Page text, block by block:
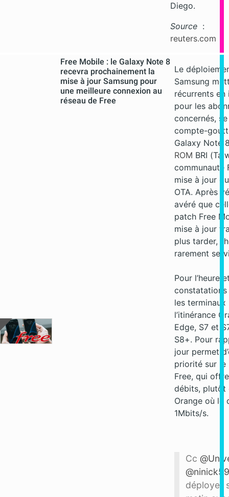
Diego.
Source :
reuters.com
Free Mobile : le Galaxy Note 8
recevra prochainement la
mise à jour Samsung pour
une meilleure connexion au
réseau de Free
Le
Samsung
récurrents en
pour les
concernés,
compte-
Galaxy Note
ROM BRI
communauté
mise à jour
OTA. Après
avéré que
patch Free
mise à jour
plus tarder,
rarement
Pour l’heure
constatations
les terminaux
l’itinérance
Edge, S7 et
S8+. Pour
jour permet
priorité sur le
Free, qui
débits, plutôt
Orange où le
1Mbits/s.
Cc
@ninick59
déployer